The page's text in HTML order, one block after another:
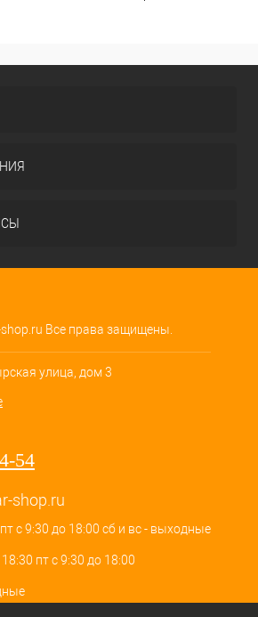
Все права защищены.
улица, дом 3
54
shop.ru
с 9:30 до 18:00 сб и вс - выходные
пт с 9:30 до 18:00